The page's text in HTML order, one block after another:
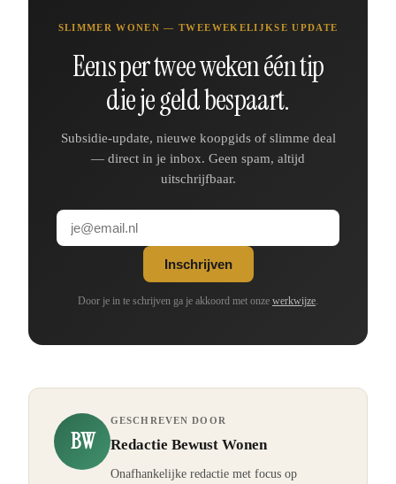
SLIMMER WONEN — TWEEWEKELIJKSE UPDATE
Eens per twee weken één tip
die je geld bespaart.
Subsidie-update, nieuwe koopgids of slimme deal
— direct in je inbox. Geen spam, altijd
uitschrijfbaar.
Inschrijven
Door je in te schrijven ga je akkoord met onze werkwijze
BW
GESCHREVEN DOOR
Redactie Bewust Wonen
Onafhankelijke redactie met focus op